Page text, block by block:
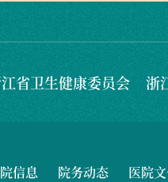
省卫生健康委员会 浙
信息 院务动态 医院